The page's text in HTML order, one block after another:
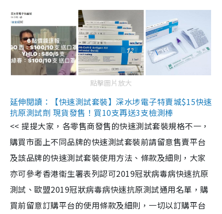
點擊圖片放大
延伸閱讀：【快速測試套裝】深水埗電子特賣城$15快速
抗原測試劑 現貨發售！買10支再送3支檢測棒
<< 提提大家，各零售商發售的快速測試套裝規格不一，
購買市面上不同品牌的快速測試套裝前請留意售賣平台
及該品牌的快速測試套裝使用方法、條款及細則，大家
亦可參考香港衞生署表列認可2019冠狀病毒病快速抗原
測試、歐盟2019冠狀病毒病快速抗原測試通用名單，購
買前留意訂購平台的使用條款及細則，一切以訂購平台